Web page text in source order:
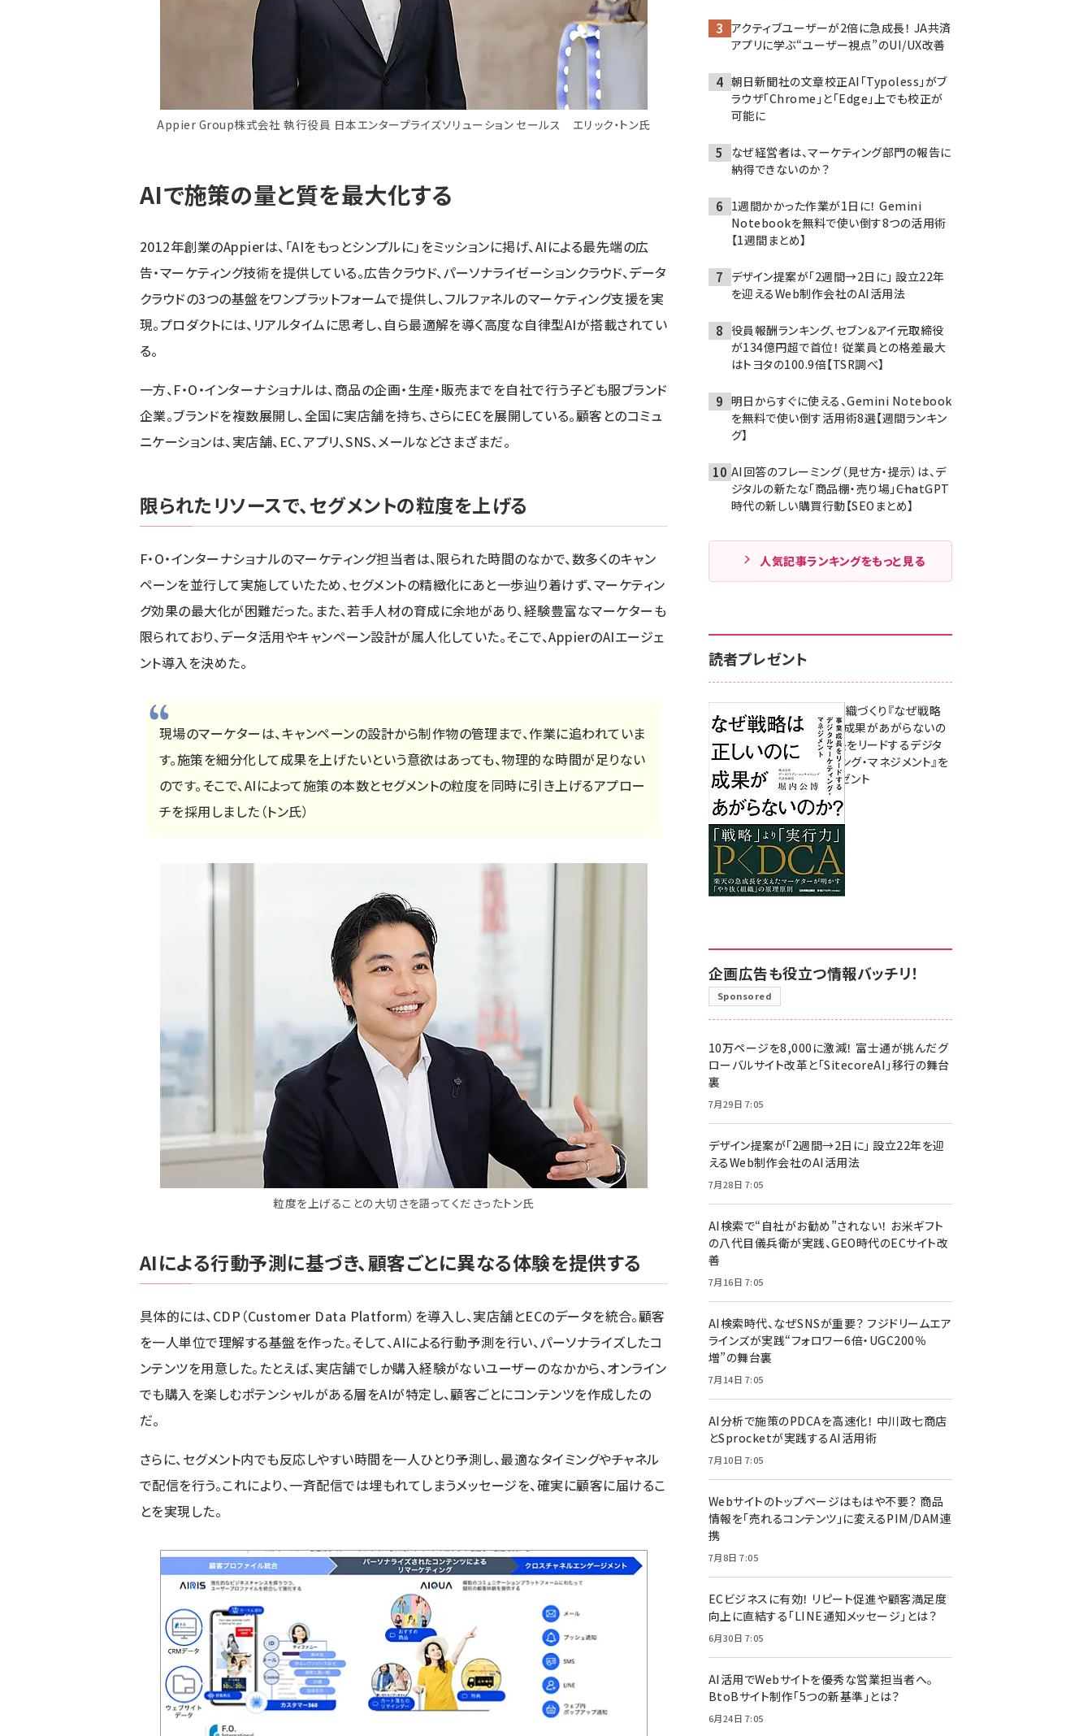
Appier Group株式会社 執行役員 日本エンタープライズソリューション セールス エリック・トン氏
AIで施策の量と質を最大化する
2012年創業のAppierは、「AIをもっとシンプルに」をミッションに掲げ、AIによる最先端の広
告・マーケティング技術を提供している。広告クラウド、パーソナライゼーションクラウド、データ
クラウドの3つの基盤をワンプラットフォームで提供し、フルファネルのマーケティング支援を実
現。プロダクトには、リアルタイムに思考し、自ら最適解を導く高度な自律型AIが搭載されてい
る。
一方、F・O・インターナショナルは、商品の企画・生産・販売までを自社で行う子ども服ブランド
企業。ブランドを複数展開し、全国に実店舗を持ち、さらにECを展開している。顧客とのコミュ
ニケーションは、実店舗、EC、アプリ、SNS、メールなどさまざまだ。
限られたリソースで、セグメントの粒度を上げる
F・O・インターナショナルのマーケティング担当者は、限られた時間のなかで、数多くのキャン
ペーンを並行して実施していたため、セグメントの精緻化にあと一歩辿り着けず、マーケティン
グ効果の最大化が困難だった。また、若手人材の育成に余地があり、経験豊富なマーケターも
限られており、データ活用やキャンペーン設計が属人化していた。そこで、AppierのAIエージェ
ント導入を決めた。
現場のマーケターは、キャンペーンの設計から制作物の管理まで、作業に追われていま
す。施策を細分化して成果を上げたいという意欲はあっても、物理的な時間が足りない
のです。そこで、AIによって施策の本数とセグメントの粒度を同時に引き上げるアプロー
チを採用しました（トン氏）
粒度を上げることの大切さを語ってくださったトン氏
AIによる行動予測に基づき、顧客ごとに異なる体験を提供する
具体的には、CDP（Customer Data Platform）を導入し、実店舗とECのデータを統合。顧客
を一人単位で理解する基盤を作った。そして、AIによる行動予測を行い、パーソナライズしたコ
ンテンツを用意した。たとえば、実店舗でしか購入経験がないユーザーのなかから、オンライン
でも購入を楽しむポテンシャルがある層をAIが特定し、顧客ごとにコンテンツを作成したの
だ。
さらに、セグメント内でも反応しやすい時間を一人ひとり予測し、最適なタイミングやチャネル
で配信を行う。これにより、一斉配信では埋もれてしまうメッセージを、確実に顧客に届けるこ
とを実現した。
アクティブユーザーが2倍に急成長！ JA共済
アプリに学ぶ“ユーザー視点”のUI/UX改善
朝日新聞社の文章校正AI「Typoless」がブ
ラウザ「Chrome」と「Edge」上でも校正が
可能に
なぜ経営者は、マーケティング部門の報告に
納得できないのか？
1週間かかった作業が1日に！ Gemini
Notebookを無料で使い倒す8つの活用術
【1週間まとめ】
デザイン提案が「2週間→2日に」 設立22年
を迎えるWeb制作会社のAI活用法
役員報酬ランキング、セブン＆アイ元取締役
が134億円超で首位！ 従業員との格差最大
はトヨタの100.9倍【TSR調べ】
明日からすぐに使える、Gemini Notebook
を無料で使い倒す活用術8選【週間ランキン
グ】
AI回答のフレーミング（見せ方・提示）は、デ
ジタルの新たな「商品棚・売り場」――ChatGPT
時代の新しい購買行動【SEOまとめ】
人気記事ランキングをもっと見る
読者プレゼント
成果を生む組織づくり『なぜ戦略
は正しいのに成果があがらないの
か？ 事業成長をリードするデジタ
ルマーケティング・マネジメント』を
3名様にプレゼント
8月7日 10:00
企画広告も役立つ情報バッチリ！
Sponsored
10万ページを8,000に激減！ 富士通が挑んだグ
ローバルサイト改革と「SitecoreAI」移行の舞台
裏
7月29日 7:05
デザイン提案が「2週間→2日に」 設立22年を迎
えるWeb制作会社のAI活用法
7月28日 7:05
AI検索で“自社がお勧め”されない！ お米ギフト
の八代目儀兵衛が実践、GEO時代のECサイト改
善
7月16日 7:05
AI検索時代、なぜSNSが重要？ フジドリームエア
ラインズが実践“フォロワー6倍・UGC200％
増”の舞台裏
7月14日 7:05
AI分析で施策のPDCAを高速化！ 中川政七商店
とSprocketが実践するAI活用術
7月10日 7:05
Webサイトのトップページはもはや不要？ 商品
情報を「売れるコンテンツ」に変えるPIM/DAM連
携
7月8日 7:05
ECビジネスに有効！ リピート促進や顧客満足度
向上に直結する「LINE通知メッセージ」とは？
6月30日 7:05
AI活用でWebサイトを優秀な営業担当者へ。
BtoBサイト制作「5つの新基準」とは？
6月24日 7:05